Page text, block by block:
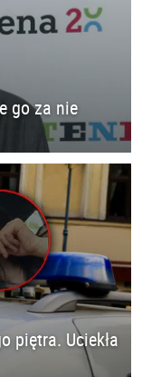
go za nie
piętra. Uciekła